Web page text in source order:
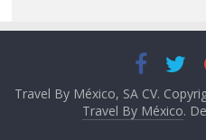
Travel By México, SA CV.
Travel By México.